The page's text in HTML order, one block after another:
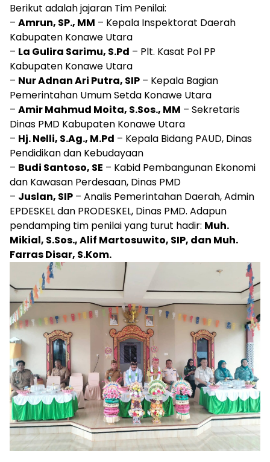
Berikut adalah jajaran Tim Penilai:
– Amrun, SP., MM – Kepala Inspektorat Daerah
Kabupaten Konawe Utara
– La Gulira Sarimu, S.Pd – Plt. Kasat Pol PP
Kabupaten Konawe Utara
– Nur Adnan Ari Putra, SIP – Kepala Bagian
Pemerintahan Umum Setda Konawe Utara
– Amir Mahmud Moita, S.Sos., MM – Sekretaris
Dinas PMD Kabupaten Konawe Utara
– Hj. Nelli, S.Ag., M.Pd – Kepala Bidang PAUD, Dinas
Pendidikan dan Kebudayaan
– Budi Santoso, SE – Kabid Pembangunan Ekonomi
dan Kawasan Perdesaan, Dinas PMD
– Juslan, SIP – Analis Pemerintahan Daerah, Admin
EPDESKEL dan PRODESKEL, Dinas PMD. Adapun
pendamping tim penilai yang turut hadir: Muh.
Mikial, S.Sos., Alif Martosuwito, SIP, dan Muh.
Farras Disar, S.Kom.